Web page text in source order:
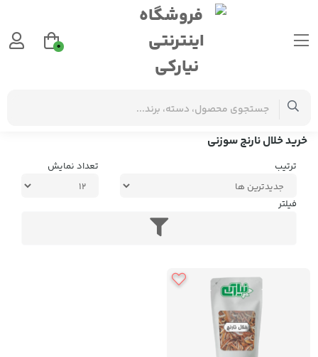
برچسب‌ها خرید خلال نارنج سوزنی
خرید خلال نارنج سوزنی
ترتیب تعداد نمایش
فیلتر
0